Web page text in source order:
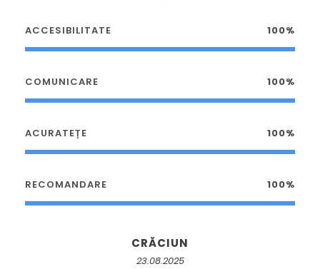
ACCESIBILITATE 100%
COMUNICARE 100%
ACURATEȚE 100%
RECOMANDARE 100%
CRĂCIUN
23.08.2025